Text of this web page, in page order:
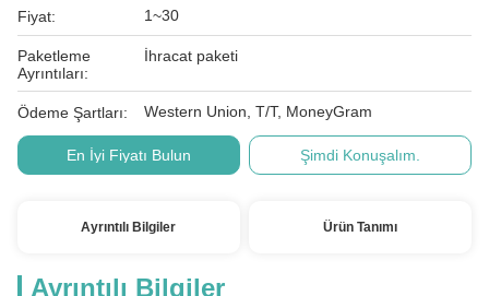
Fiyat: 1~30
Paketleme
Ayrıntıları:
İhracat paketi
Ödeme Şartları: Western Union, T/T, MoneyGram
En İyi Fiyatı Bulun Şimdi Konuşalım.
Ayrıntılı Bilgiler Ürün Tanımı
Ayrıntılı Bilgiler